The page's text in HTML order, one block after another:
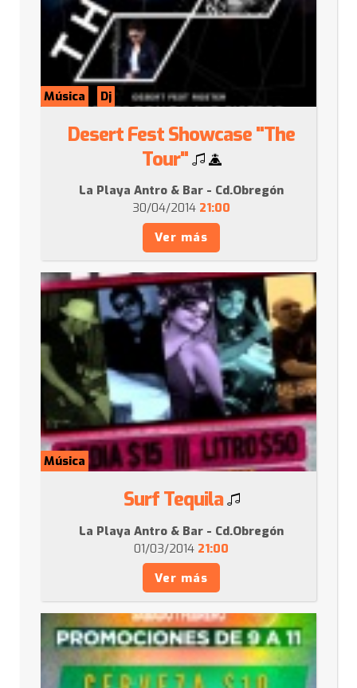
Música Dj
Desert Fest Showcase "The
Tour"
La Playa Antro & Bar - Cd.Obregón
30/04/2014 21:00
Ver más
Música
Surf Tequila
La Playa Antro & Bar - Cd.Obregón
01/03/2014 21:00
Ver más